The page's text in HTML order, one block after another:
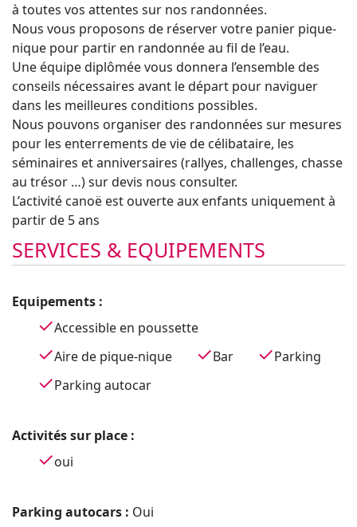
à toutes vos attentes sur nos randonnées.
Nous vous proposons de réserver votre panier pique-
nique pour partir en randonnée au fil de l’eau.
Une équipe diplômée vous donnera l’ensemble des
conseils nécessaires avant le départ pour naviguer
dans les meilleures conditions possibles.
Nous pouvons organiser des randonnées sur mesures
pour les enterrements de vie de célibataire, les
séminaires et anniversaires (rallyes, challenges, chasse
au trésor …) sur devis nous consulter.
L’activité canoë est ouverte aux enfants uniquement à
partir de 5 ans
SERVICES & EQUIPEMENTS
Equipements :
Accessible en poussette
Aire de pique-nique
Bar
Parking
Parking autocar
Activités sur place :
oui
Parking autocars : Oui